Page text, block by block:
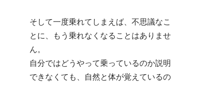
そして一度乗れてしまえば、不思議なこ
とに、もう乗れなくなることはありませ
ん。
自分ではどうやって乗っているのか説明
できなくても、自然と体が覚えているの